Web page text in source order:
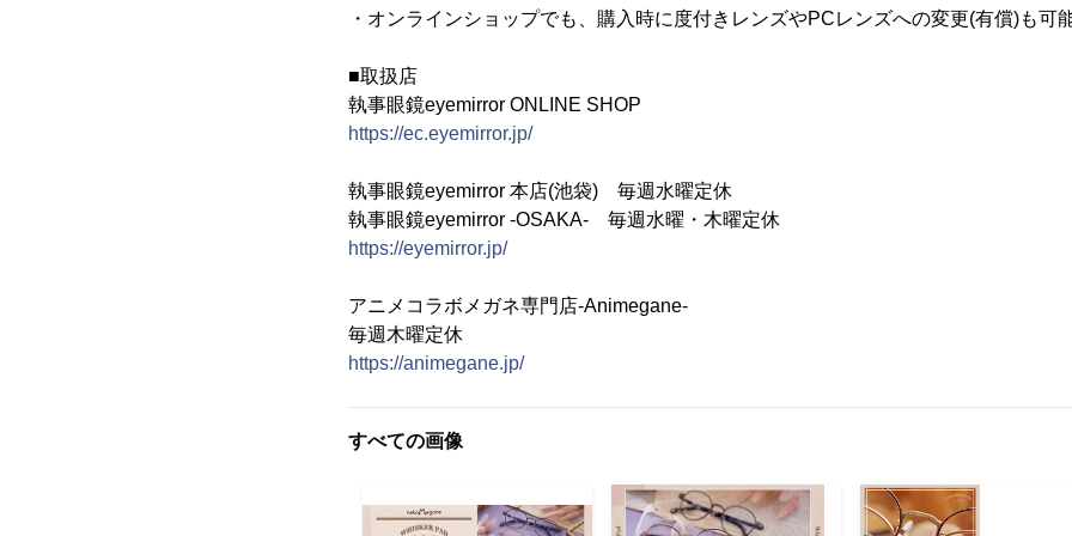
・オンラインショップでも、購入時に度付きレンズやPCレンズへの変更(有償)も可
■取扱店
執事眼鏡eyemirror ONLINE SHOP
https://ec.eyemirror.jp/
執事眼鏡eyemirror 本店(池袋) 毎週水曜定休
執事眼鏡eyemirror -OSAKA- 毎週水曜・木曜定休
https://eyemirror.jp/
アニメコラボメガネ専門店-Animegane-
毎週木曜定休
https://animegane.jp/
すべての画像